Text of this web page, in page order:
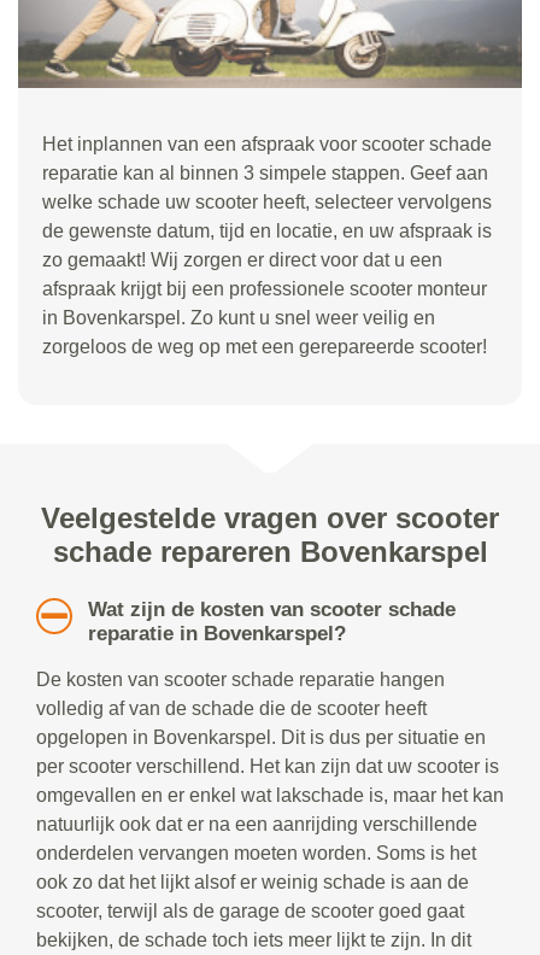
Het inplannen van een afspraak voor scooter schade
reparatie kan al binnen 3 simpele stappen. Geef aan
welke schade uw scooter heeft, selecteer vervolgens
de gewenste datum, tijd en locatie, en uw afspraak is
zo gemaakt! Wij zorgen er direct voor dat u een
afspraak krijgt bij een professionele scooter monteur
in Bovenkarspel. Zo kunt u snel weer veilig en
zorgeloos de weg op met een gerepareerde scooter!
Veelgestelde vragen over scooter
schade repareren Bovenkarspel
Wat zijn de kosten van scooter schade
reparatie in Bovenkarspel?
De kosten van scooter schade reparatie hangen
volledig af van de schade die de scooter heeft
opgelopen in Bovenkarspel. Dit is dus per situatie en
per scooter verschillend. Het kan zijn dat uw scooter is
omgevallen en er enkel wat lakschade is, maar het kan
natuurlijk ook dat er na een aanrijding verschillende
onderdelen vervangen moeten worden. Soms is het
ook zo dat het lijkt alsof er weinig schade is aan de
scooter, terwijl als de garage de scooter goed gaat
bekijken, de schade toch iets meer lijkt te zijn. In dit